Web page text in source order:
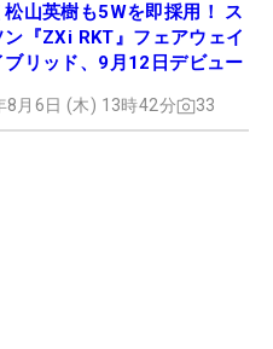
松山英樹も5Wを即採用！ ス
ン『ZXi RKT』フェアウェイ
ブリッド、9月12日デビュー
8月6日 (木) 13時42分 33